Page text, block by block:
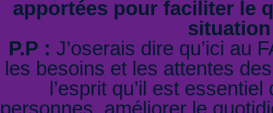
apportées pour faciliter le
P.P : J’oserais dire qu’ici au
les besoins et les attentes
l’esprit qu’il est